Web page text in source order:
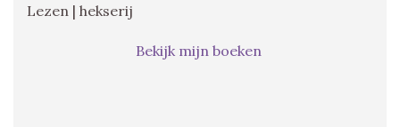
Lezen | hekserij
Bekijk mijn boeken